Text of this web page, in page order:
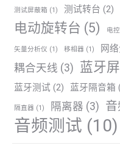
测试屏蔽箱 (1) 测试转台 (2)
电动旋转台 (5) 电
矢量分析仪 (1) 移相器 (1) 网
耦合天线 (3) 蓝牙
蓝牙测试 (2) 蓝牙隔音箱
隔直器 (1) 隔离器 (3)
音频测试 (10)